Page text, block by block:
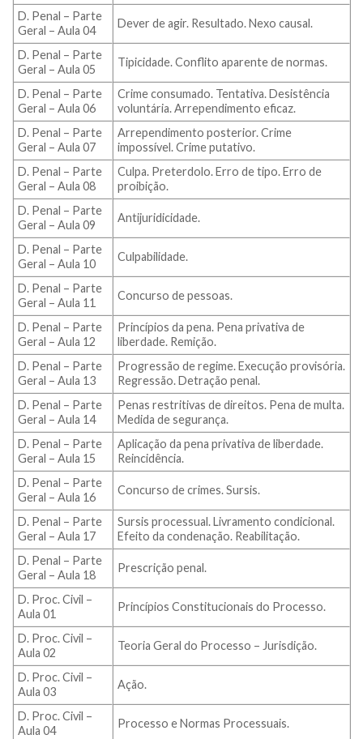
D. Penal – Parte
Geral – Aula 04
Dever de agir. Resultado. Nexo causal.
D. Penal – Parte
Geral – Aula 05
Tipicidade. Conflito aparente de normas.
D. Penal – Parte
Geral – Aula 06
Crime consumado. Tentativa. Desistência
voluntária. Arrependimento eficaz.
D. Penal – Parte
Geral – Aula 07
Arrependimento posterior. Crime
impossível. Crime putativo.
D. Penal – Parte
Geral – Aula 08
Culpa. Preterdolo. Erro de tipo. Erro de
proibição.
D. Penal – Parte
Geral – Aula 09
Antijuridicidade.
D. Penal – Parte
Geral – Aula 10
Culpabilidade.
D. Penal – Parte
Geral – Aula 11
Concurso de pessoas.
D. Penal – Parte
Geral – Aula 12
Princípios da pena. Pena privativa de
liberdade. Remição.
D. Penal – Parte
Geral – Aula 13
Progressão de regime. Execução provisória.
Regressão. Detração penal.
D. Penal – Parte
Geral – Aula 14
Penas restritivas de direitos. Pena de multa.
Medida de segurança.
D. Penal – Parte
Geral – Aula 15
Aplicação da pena privativa de liberdade.
Reincidência.
D. Penal – Parte
Geral – Aula 16
Concurso de crimes. Sursis.
D. Penal – Parte
Geral – Aula 17
Sursis processual. Livramento condicional.
Efeito da condenação. Reabilitação.
D. Penal – Parte
Geral – Aula 18
Prescrição penal.
D. Proc. Civil –
Aula 01
Princípios Constitucionais do Processo.
D. Proc. Civil –
Aula 02
Teoria Geral do Processo – Jurisdição.
D. Proc. Civil –
Aula 03
Ação.
D. Proc. Civil –
Aula 04
Processo e Normas Processuais.